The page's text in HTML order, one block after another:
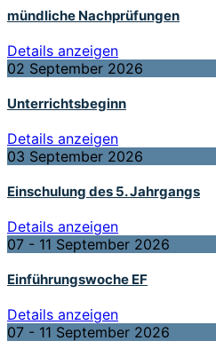
mündliche Nachprüfungen
Details anzeigen
02 September 2026
Unterrichtsbeginn
Details anzeigen
03 September 2026
Einschulung des 5. Jahrgangs
Details anzeigen
07 - 11 September 2026
Einführungswoche EF
Details anzeigen
07 - 11 September 2026